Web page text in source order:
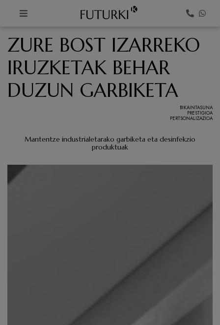
K
ZURE BOST IZARREKO
IRUZKETAK BEHAR
DUZUN GARBIKETA
BIKAINTASUNA
PRESTIGIOA
PERTSONALIZAZIOA
Mantentze industrialetarako garbiketa eta desinfekzio
produktuak